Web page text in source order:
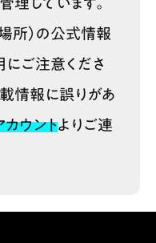
所）の公式情報
にご注意くださ
情報に誤りがあ
カウントよりご連